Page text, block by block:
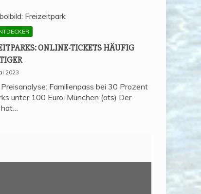
ONLINE-TICKETS HÄU­FIG
2023
Familienpass bei 30 Prozent
unter 100 Euro. München (ots) Der